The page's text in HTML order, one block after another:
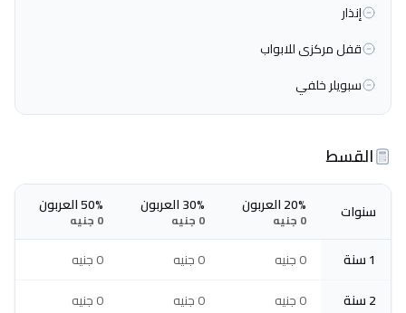
إنذار
قفل مركزى للابواب
سبويلر خلفي
القسط
سنوات 20% العربون
0 جنيه
30% العربون
0 جنيه
50% العربون
0 جنيه
1 سنة 0 جنيه 0 جنيه
0 جنيه
2 سنة
0 جنيه 0 جنيه
0 جنيه